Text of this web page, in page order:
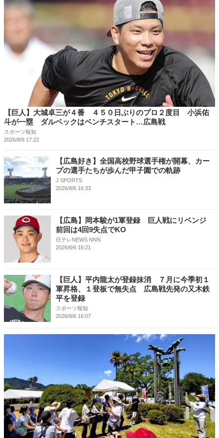
【巨人】大城卓三が４番 ４５０日ぶりのプロ２度目 小浜佑
斗が一塁 ダルベックはベンチスタート…広島戦
スポーツ報知
2026/8/6 17:22
【広島好き】全国高校野球選手権が開幕、カー
プの選手たちが歩んだ甲子園での軌跡
J SPORTS
2026/8/6 16:33
【広島】岡本駿が1軍登録 巨人戦にリベンジ
前回は4回9失点でKO
日テレNEWS NNN
2026/8/6 16:21
【巨人】平内龍太が登録抹消 ７月に今季初１
軍昇格、１登板で無失点 広島戦先発の又木鉄
平を登録
スポーツ報知
2026/8/6 16:07